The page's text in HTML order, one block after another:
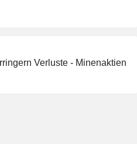
Verluste - Minenaktien